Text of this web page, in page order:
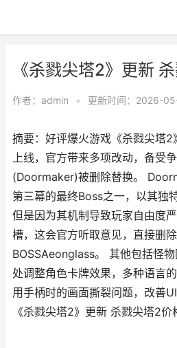
《杀戮尖塔2》更新
作者： admin • 更新时间：2026-
摘要：好评爆火游戏《杀戮尖塔
上线，官方带来多项改动，备受
(Doormaker)被删除替换。
第三幕的最终Boss之一，以其独
但是因为其机制导致玩家自由度
槽，这会官方听取意见，直接删
BOSSAeonglass。 其他包括怪
处调整角色卡牌效果，多种语言
用手柄时的画面撕裂问题，改善
《杀戮尖塔2》更新 杀戮尖塔2价